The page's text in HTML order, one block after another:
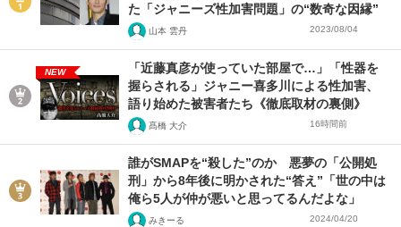
た「ジャニーズ性加害問題」の“数奇な因縁”
山本 雲丹 2023/08/04
NEW
「近藤真彦が使っていた部屋で…」「性器を
握らされる」ジャニー喜多川による性加害、
語り始めた被害者たち《徹底取材の裏側》
髙橋 大介 16時間前
誰がSMAPを“殺した”のか 悪夢の「公開処
刑」から8年後に明かされた“答え”「世の中は
俺ら5人が仲が悪いと思ってるんだよな」
みきーる 2024/04/20